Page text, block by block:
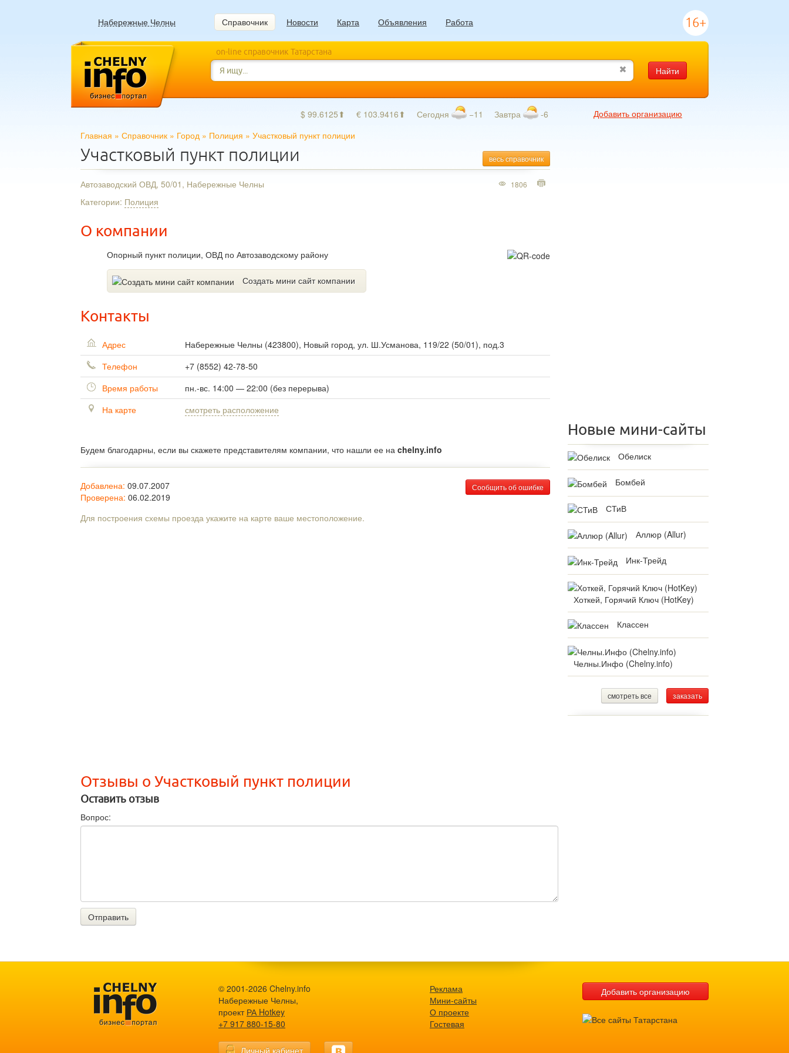
Набережные Челны Справочник Новости Карта Объявления Работа 16+
on-line справочник Татарстана
Найти
$ 99.6125⬆ € 103.9416⬆ Сегодня −11 Завтра -6
Добавить организацию
Главная » Справочник » Город » Полиция » Участковый пункт полиции
весь справочник
Участковый пункт полиции
Автозаводский ОВД, 50/01, Набережные Челны
Категории: Полиция
О компании
Опорный пункт полиции, ОВД по Автозаводскому району
Создать мини сайт компании
1806
Контакты
Адрес Набережные Челны (423800), Новый город, ул. Ш.Усманова, 119/22 (50/01), под.3
Телефон
+7 (8552) 42-78-50
Время работы
пн.-вс. 14:00 — 22:00 (без перерыва)
На карте
смотреть расположение
Будем благодарны, если вы скажете представителям компании, что нашли ее на chelny.info
Сообщить об ошибке
Добавлена: 09.07.2007
Проверена: 06.02.2019
Для построения схемы проезда укажите на карте ваше местоположение.
Отзывы о Участковый пункт полиции
Оставить отзыв
Вопрос:
Отправить
Новые мини-сайты
Обелиск
Бомбей
СТиВ
Аллюр (Allur)
Инк-Трейд
Хоткей, Горячий Ключ (HotKey)
Классен
Челны.Инфо (Chelny.info)
смотреть все заказать
© 2001-2026 Chelny.info
Набережные Челны,
проект РА Hotkey
+7 917 880-15-80
Личный кабинет
Реклама
Мини-сайты
О проекте
Гостевая
Добавить организацию